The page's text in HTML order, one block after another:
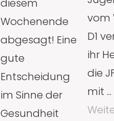
diesem
Wochenende
abgesagt! Eine
gute
Entscheidung
im Sinne der
Gesundheit
vom
D1
ihr
die
mit ...